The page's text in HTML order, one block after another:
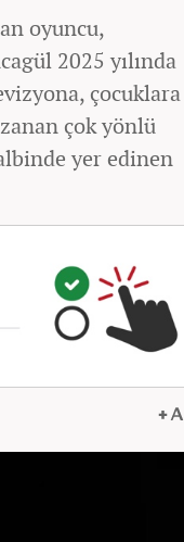
oyuncu,
2025 yılında
çocuklara
çok yönlü
yer edinen